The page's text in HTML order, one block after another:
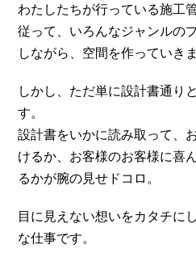
わたしたちが行っている施工
従って、いろんなジャンルの
しながら、空間を作っていきま
しかし、ただ単に設計書通り
す。
設計書をいかに読み取って、
けるか、お客様のお客様に喜
るかが腕の見せドコロ。
目に見えない想いをカタチに
な仕事です。